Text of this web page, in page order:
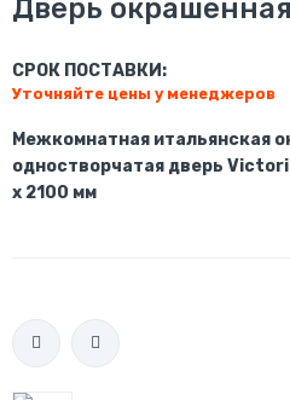
к
галереи
изображений
Дверь
СРОК ПОСТАВКИ:
Уточняйте цены у менеджеров
Межкомнатная итальянская
одностворчатая дверь
х 2100 мм